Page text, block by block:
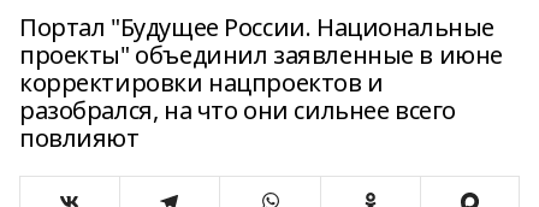
Портал "Будущее России. Национальные
проекты" объединил заявленные в июне
корректировки нацпроектов и
разобрался, на что они сильнее всего
повлияют